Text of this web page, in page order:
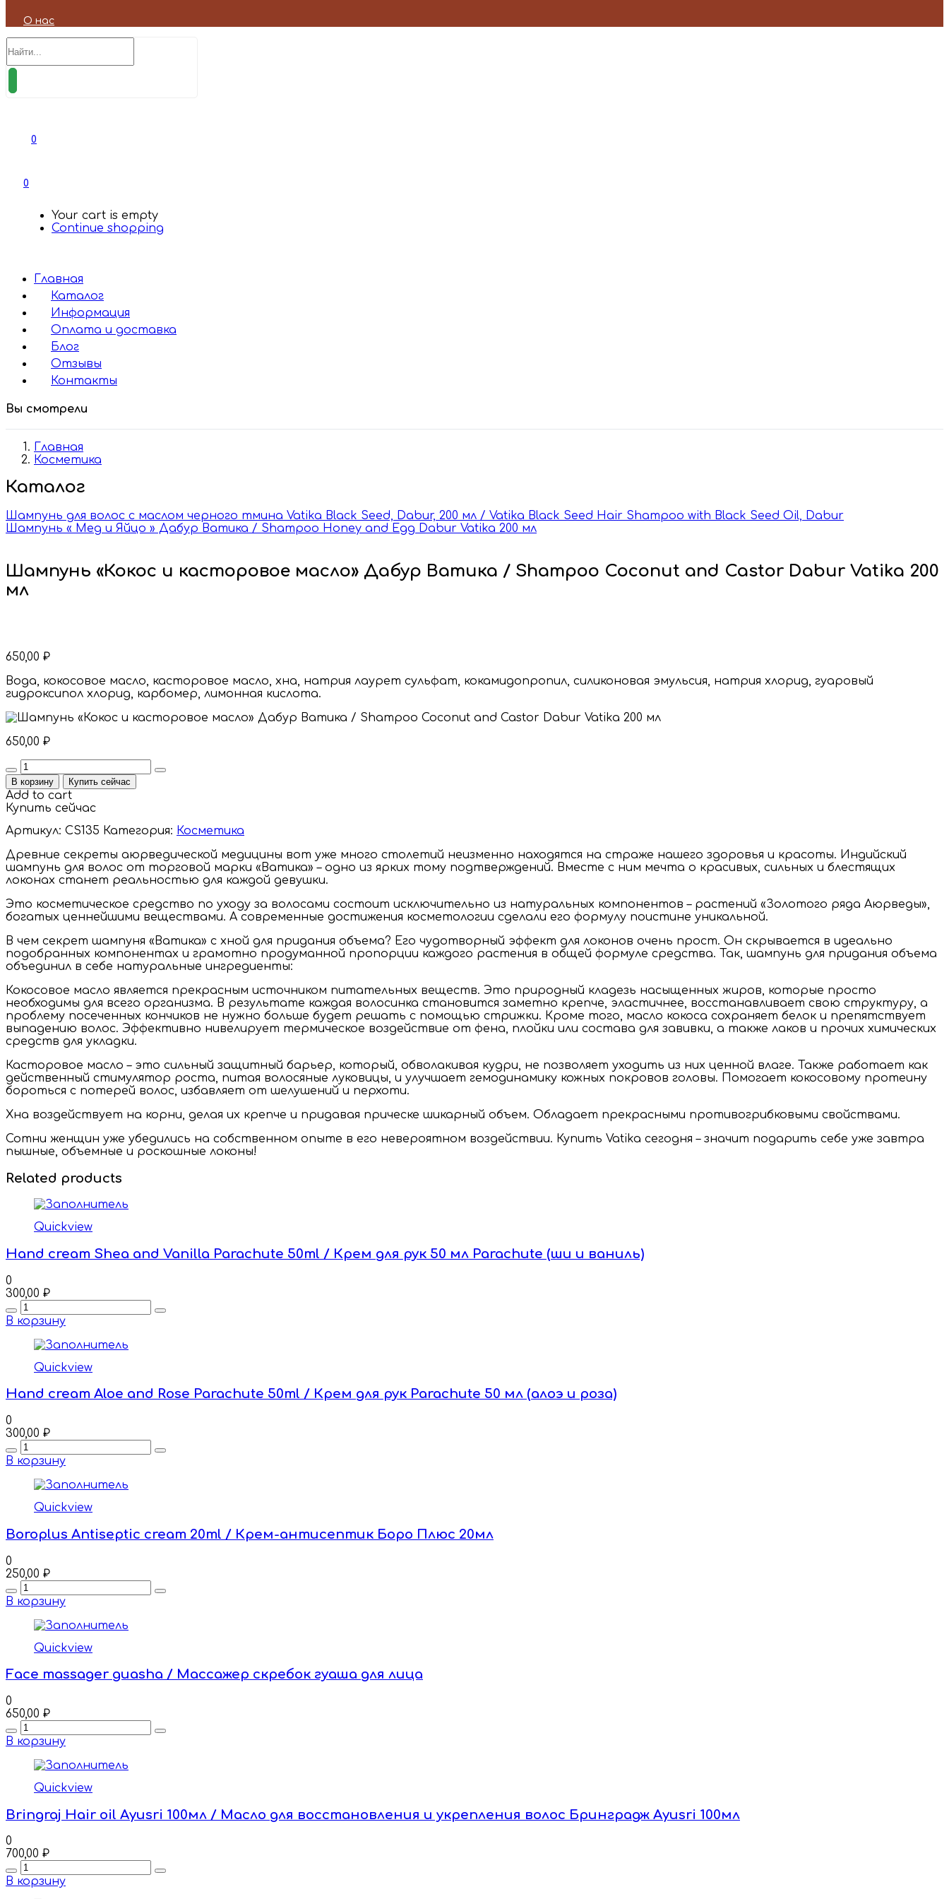
О нас
0
0
Your cart is empty
Continue shopping
Главная
Каталог
Информация
Оплата и доставка
Блог
Отзывы
Контакты
Вы смотрели
Главная
Косметика
Каталог
Шампунь для волос с маслом черного тмина Vatika Black Seed, Dabur, 200 мл / Vatika Black Seed Hair Shampoo with Black Seed Oil, Dabur
Шампунь « Мед и Яйцо » Дабур Ватика / Shampoo Honey and Egg Dabur Vatika 200 мл
Шампунь «Кокос и касторовое масло» Дабур Ватика / Shampoo Coconut and Castor Dabur Vatika 200
мл
650,00 ₽
Вода, кокосовое масло, касторовое масло, хна, натрия лаурет сульфат, кокамидопропил, силиконовая эмульсия, натрия хлорид, гуаровый
гидроксипол хлорид, карбомер, лимонная кислота.
650,00 ₽
Quantity
В корзину Купить сейчас
Add to cart
Купить сейчас
Артикул: CS135 Категория: Косметика
Древние секреты аюрведической медицины вот уже много столетий неизменно находятся на страже нашего здоровья и красоты. Индийский
шампунь для волос от торговой марки «Ватика» – одно из ярких тому подтверждений. Вместе с ним мечта о красивых, сильных и блестящих
локонах станет реальностью для каждой девушки.
Это косметическое средство по уходу за волосами состоит исключительно из натуральных компонентов – растений «Золотого ряда Аюрведы»,
богатых ценнейшими веществами. А современные достижения косметологии сделали его формулу поистине уникальной.
В чем секрет шампуня «Ватика» с хной для придания объема? Его чудотворный эффект для локонов очень прост. Он скрывается в идеально
подобранных компонентах и грамотно продуманной пропорции каждого растения в общей формуле средства. Так, шампунь для придания объема
объединил в себе натуральные ингредиенты:
Кокосовое масло является прекрасным источником питательных веществ. Это природный кладезь насыщенных жиров, которые просто
необходимы для всего организма. В результате каждая волосинка становится заметно крепче, эластичнее, восстанавливает свою структуру, а
проблему посеченных кончиков не нужно больше будет решать с помощью стрижки. Кроме того, масло кокоса сохраняет белок и препятствует
выпадению волос. Эффективно нивелирует термическое воздействие от фена, плойки или состава для завивки, а также лаков и прочих химических
средств для укладки.
Касторовое масло – это сильный защитный барьер, который, обволакивая кудри, не позволяет уходить из них ценной влаге. Также работает как
действенный стимулятор роста, питая волосяные луковицы, и улучшает гемодинамику кожных покровов головы. Помогает кокосовому протеину
бороться с потерей волос, избавляет от шелушений и перхоти.
Хна воздействует на корни, делая их крепче и придавая прическе шикарный объем. Обладает прекрасными противогрибковыми свойствами.
Сотни женщин уже убедились на собственном опыте в его невероятном воздействии. Купить Vatika сегодня – значит подарить себе уже завтра
пышные, объемные и роскошные локоны!
Related products
Quickview
Hand cream Shea and Vanilla Parachute 50ml / Крем для рук 50 мл Parachute (ши и ваниль)
0
300,00 ₽
Quantity
В корзину
Quickview
Hand cream Aloe and Rose Parachute 50ml / Крем для рук Parachute 50 мл (алоэ и роза)
0
300,00 ₽
Quantity
В корзину
Quickview
Boroplus Antiseptic cream 20ml / Крем-антисептик Боро Плюс 20мл
0
250,00 ₽
Quantity
В корзину
Quickview
Face massager guasha / Массажер скребок гуаша для лица
0
650,00 ₽
Quantity
В корзину
Quickview
Bringraj Hair oil Ayusri 100мл / Масло для восстановления и укрепления волос Бринградж Ayusri 100мл
0
700,00 ₽
Quantity
В корзину